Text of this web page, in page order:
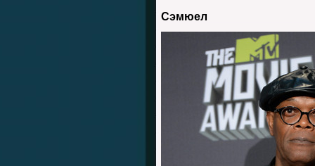
Сэмюел